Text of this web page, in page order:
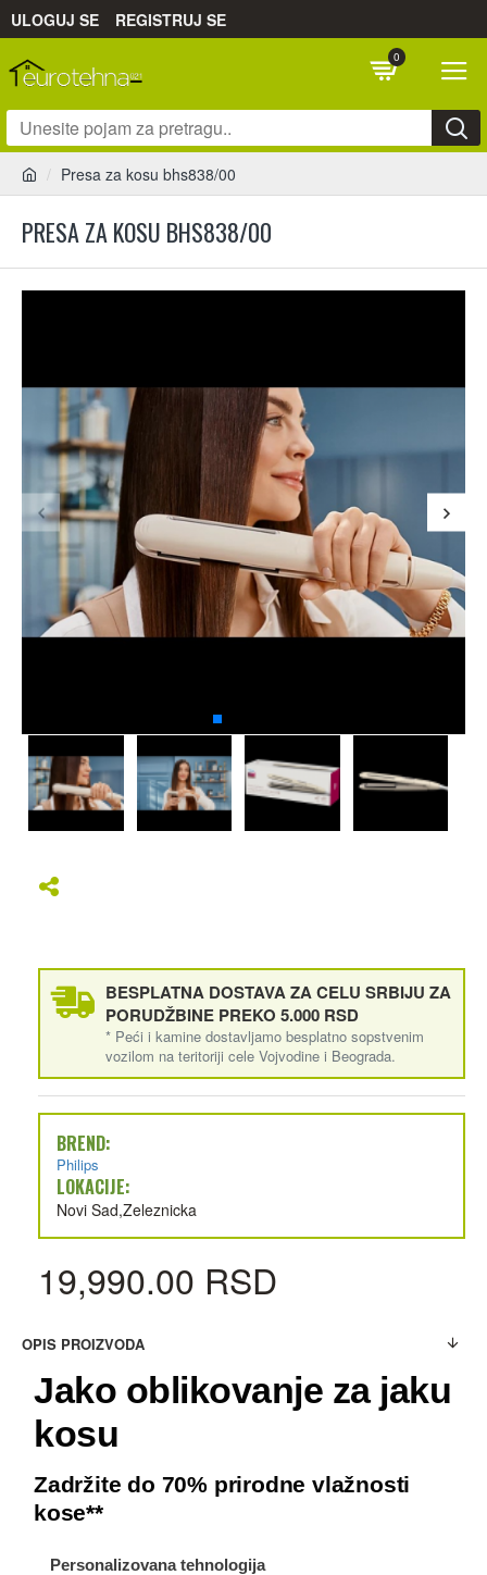
ULOGUJ SE REGISTRUJ SE
0
Presa za kosu bhs838/00
PRESA ZA KOSU BHS838/00
BESPLATNA DOSTAVA ZA CELU SRBIJU ZA
PORUDŽBINE PREKO 5.000 RSD
* Peći i kamine dostavljamo besplatno sopstvenim
vozilom na teritoriji cele Vojvodine i Beograda.
BREND:
Philips
LOKACIJE:
Novi Sad,Zeleznicka
19,990.00 RSD
OPIS PROIZVODA
Jako oblikovanje za jaku
kosu
Zadržite do 70% prirodne vlažnosti
kose**
Personalizovana tehnologija